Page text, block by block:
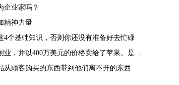
企业家吗？
精神力量
4个基础知识，否则你还没有准备好去忙碌
四个朋友开始创业，并以400万美元的价格卖给了苹果。是这样的。
从顾客购买的东西带到他们离不开的东西